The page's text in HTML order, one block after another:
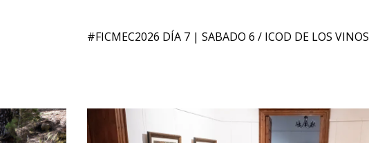
#FICMEC2026 DÍA 7 | SABADO 6 / ICOD DE LOS VINOS